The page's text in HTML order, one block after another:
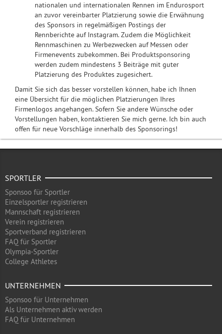
nationalen und internationalen Rennen im Endurosport
an zuvor vereinbarter Platzierung sowie die Erwähnung
des Sponsors in regelmäßigen Postings der
Rennberichte auf Instagram. Zudem die Möglichkeit
Rennmaschinen zu Werbezwecken auf Messen oder
Firmenevents zubekommen. Bei Produktsponsoring
werden zudem mindestens 3 Beiträge mit guter
Platzierung des Produktes zugesichert.
Damit Sie sich das besser vorstellen können, habe ich Ihnen
eine Übersicht für die möglichen Platzierungen Ihres
Firmenlogos angehangen. Sofern Sie andere Wünsche oder
Vorstellungen haben, kontaktieren Sie mich gerne. Ich bin auch
offen für neue Vorschläge innerhalb des Sponsorings!
SPORTLER
Sponsoo für Sportler
Einzelsportler registrieren
Mannschaft registrieren
Verein registrieren
Sportverband registrieren
FAQ für Sportler
Olympia-Sportler
College Athletes
UNTERNEHMEN
Sponsoo für Unternehmen
Als Unternehmen aktiv werden
FAQ für Unternehmen